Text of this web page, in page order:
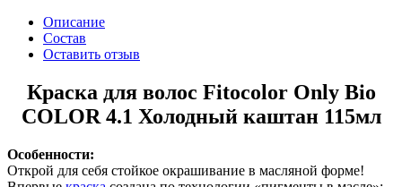
Описание
Состав
Оставить отзыв
Краска для волос Fitocolor Only Bio
COLOR 4.1 Холодный каштан 115мл
Особенности:
Открой для себя стойкое окрашивание в масляной форме!